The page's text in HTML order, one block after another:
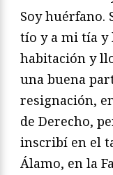
Soy huérfano.
tío y a mi tía y
habitación y
una buena
resignación,
de Derecho,
inscribí en el
Álamo, en la